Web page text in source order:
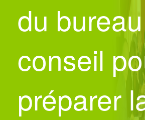
du
conseil
préparer